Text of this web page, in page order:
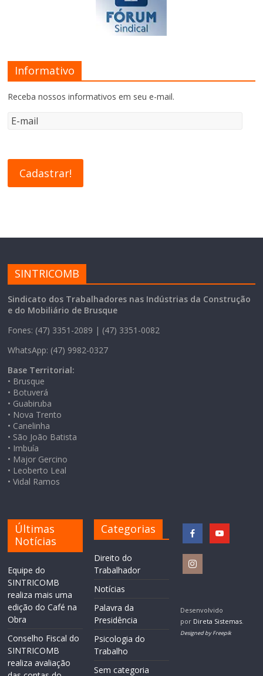
Informativo
Receba nossos informativos em seu e-mail.
SINTRICOMB
Sindicato dos Trabalhadores nas Indústrias da Construção
e do Mobiliário de Brusque
Fones: (47) 3351-2089 | (47) 3351-0082
WhatsApp: (47) 9982-0327
Base Territorial:
• Brusque
• Botuverá
• Guabiruba
• Nova Trento
• Canelinha
• São João Batista
• Imbuía
• Major Gercino
• Leoberto Leal
• Vidal Ramos
Últimas
Notícias
Equipe do
SINTRICOMB
realiza mais uma
edição do Café na
Obra
Conselho Fiscal do
SINTRICOMB
realiza avaliação
Categorias
Direito do
Trabalhador
Notícias
Palavra da
Presidência
Psicologia do
Trabalho
Sem categoria
Desenvolvido
por Direta Sistemas.
Designed by Freepik